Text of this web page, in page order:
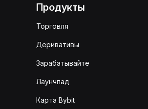
Продукты
Торговля
Деривативы
Зарабатывайте
Лаунчпад
Карта Bybit